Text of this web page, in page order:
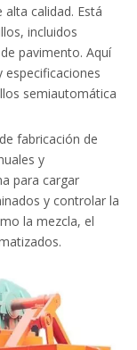
calidad. Está
incluidos
pavimento. Aquí
especificaciones
semiautomática
fabricación de
y
para cargar
y controlar la
la mezcla, el